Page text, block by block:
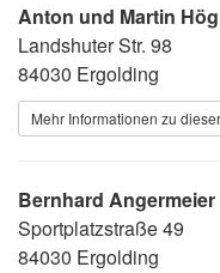
Anton und Martin
Landshuter Str. 98
84030 Ergolding
Mehr Informationen zu
Bernhard
Sportplatzstraße 49
84030 Ergolding